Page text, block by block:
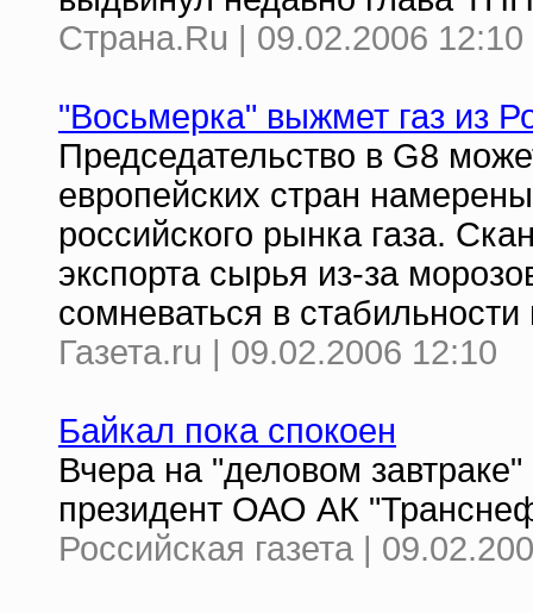
Страна.Ru | 09.02.2006 12:10
"Восьмерка" выжмет газ из
Председательство в G8
европейских стран
российского рынка газа.
экспорта сырья из-за
сомневаться в
Газета.ru | 09.02.2006 12:10
Байкал пока спокоен
Вчера на "деловом
президент ОАО АК
Российская газета |